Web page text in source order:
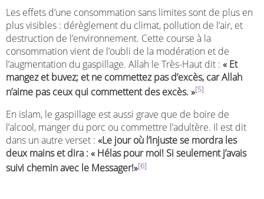
Les effets d’une consommation sans limites sont de plus en
plus visibles : dérèglement du climat, pollution de l’air, et
destruction de l’environnement. Cette course à la
consommation vient de l’oubli de la modération et de
l’augmentation du gaspillage. Allah le Très-Haut dit : « Et
mangez et buvez; et ne commettez pas d’excès, car Allah
n’aime pas ceux qui commettent des excès. »[5]
En islam, le gaspillage est aussi grave que de boire de
l’alcool, manger du porc ou commettre l’adultère. Il est dit
dans un autre verset : «Le jour où l’injuste se mordra les
deux mains et dira : « Hélas pour moi! Si seulement j’avais
suivi chemin avec le Messager!»[6]